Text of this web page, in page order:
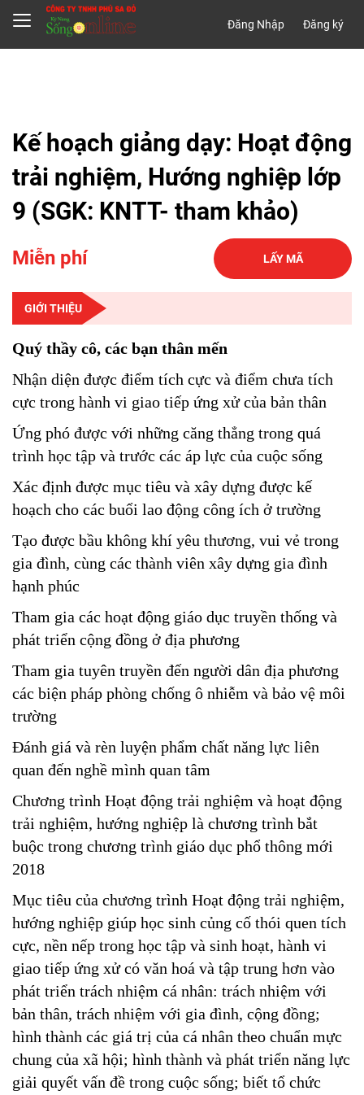
Đăng Nhập Đăng ký
Kế hoạch giảng dạy: Hoạt động
trải nghiệm, Hướng nghiệp lớp
9 (SGK: KNTT- tham khảo)
Miễn phí LẤY MÃ
GIỚI THIỆU
Quý thầy cô, các bạn thân mến
Nhận diện được điểm tích cực và điểm chưa tích
cực trong hành vi giao tiếp ứng xử của bản thân
Ứng phó được với những căng thẳng trong quá
trình học tập và trước các áp lực của cuộc sống
Xác định được mục tiêu và xây dựng được kế
hoạch cho các buổi lao động công ích ở trường
Tạo được bầu không khí yêu thương, vui vẻ trong
gia đình, cùng các thành viên xây dựng gia đình
hạnh phúc
Tham gia các hoạt động giáo dục truyền thống và
phát triển cộng đồng ở địa phương
Tham gia tuyên truyền đến người dân địa phương
các biện pháp phòng chống ô nhiễm và bảo vệ môi
trường
Đánh giá và rèn luyện phẩm chất năng lực liên
quan đến nghề mình quan tâm
Chương trình Hoạt động trải nghiệm và hoạt động
trải nghiệm, hướng nghiệp là chương trình bắt
buộc trong chương trình giáo dục phổ thông mới
2018
Mục tiêu của chương trình Hoạt động trải nghiệm,
hướng nghiệp giúp học sinh củng cố thói quen tích
cực, nền nếp trong học tập và sinh hoạt, hành vi
giao tiếp ứng xử có văn hoá và tập trung hơn vào
phát triển trách nhiệm cá nhân: trách nhiệm với
bản thân, trách nhiệm với gia đình, cộng đồng;
hình thành các giá trị của cá nhân theo chuẩn mực
chung của xã hội; hình thành và phát triển năng lực
giải quyết vấn đề trong cuộc sống; biết tổ chức